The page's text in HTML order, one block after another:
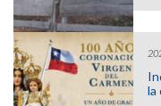
la